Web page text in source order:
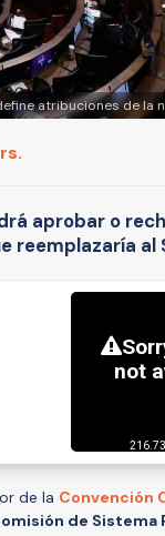
atribuciones de la
aprobar o
reemplazaría al
de la Convención
de Sistema